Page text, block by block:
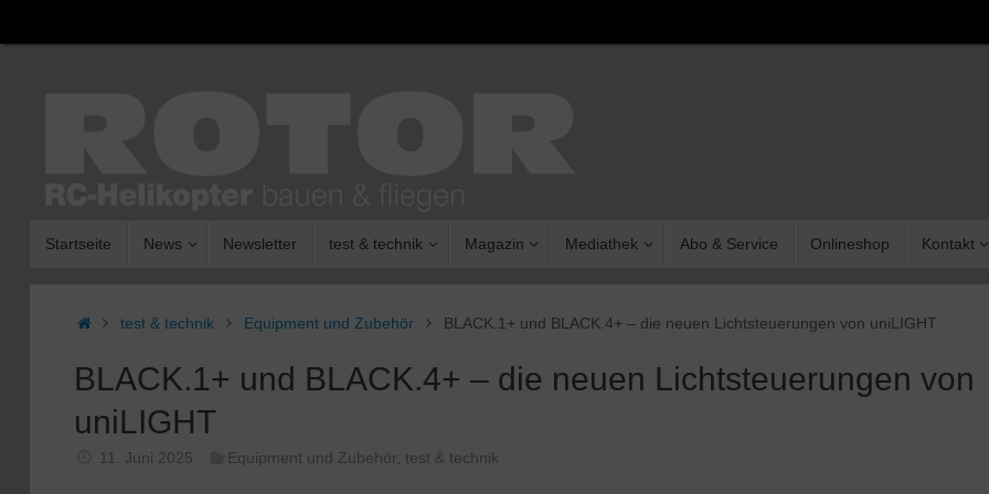
Inhalt
Startseite News Newsletter test & technik Magazin Mediathek Abo & Service Onlineshop Kontakt
Starttest & technik Equipment und Zubehör BLACK.1+ und BLACK.4+ – die neuen Lichtsteuerungen von uniLIGHT
BLACK.1+ und BLACK.4+ – die neuen Lichtsteuerungen von
uniLIGHT
11. Juni 2025 Equipment und Zubehör test & technik